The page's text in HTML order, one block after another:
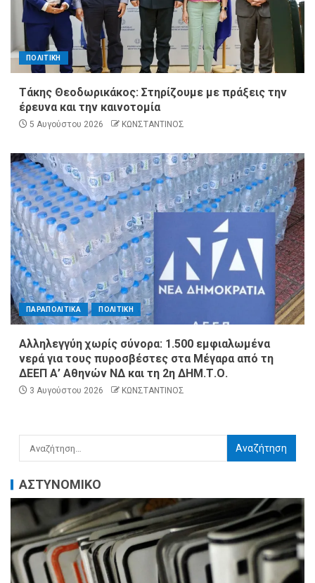
ΠΟΛΙΤΙΚΗ
Τάκης Θεοδωρικάκος: Στηρίζουμε με πράξεις την
έρευνα και την καινοτομία
5 Αυγούστου 2026 ΚΩΝΣΤΑΝΤΙΝΟΣ
ΠΑΡΑΠΟΛΙΤΙΚΑ ΠΟΛΙΤΙΚΗ
Αλληλεγγύη χωρίς σύνορα: 1.500 εμφιαλωμένα
νερά για τους πυροσβέστες στα Μέγαρα από τη
ΔΕΕΠ Α’ Αθηνών ΝΔ και τη 2η ΔΗΜ.Τ.Ο.
3 Αυγούστου 2026 ΚΩΝΣΤΑΝΤΙΝΟΣ
ΑΣΤΥΝΟΜΙΚΟ